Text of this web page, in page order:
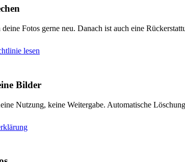
Fotos gerne neu. Danach ist auch eine
lesen
Bilder
Nutzung, keine Weitergabe. Automatische